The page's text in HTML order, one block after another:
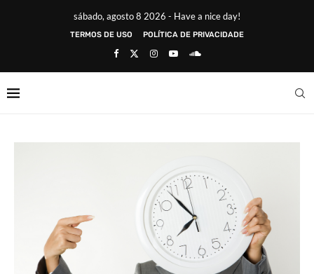
sábado, agosto 8 2026 - Have a nice day!
TERMOS DE USO POLÍTICA DE PRIVACIDADE